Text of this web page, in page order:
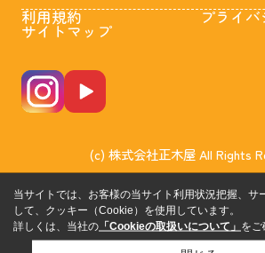
利用規約
サイトマップ
プライ
(c) 株式会社正木屋 All Rights
当サイトでは、お客様の当サイト利用状況把握、サ
して、クッキー（Cookie）を使用しています。
詳しくは、当社の 「Cookieの取扱いについて」 をご